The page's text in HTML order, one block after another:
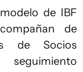
de IBF
de
de Socios